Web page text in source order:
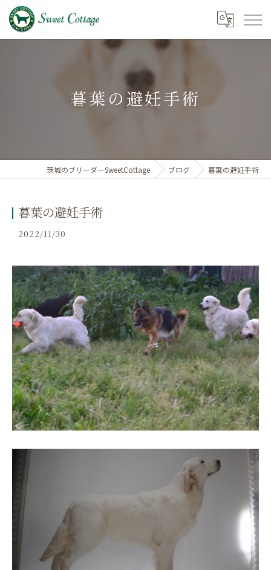
暮葉の避妊手術
茨城のブリーダーSweetCottage ブログ 暮葉の避妊手術
暮葉の避妊手術
2022/11/30